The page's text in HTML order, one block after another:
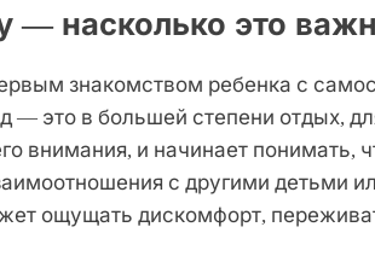
— насколько это
знакомством ребенка с
— это в большей степени отдых,
внимания, и начинает понимать,
с другими детьми
ощущать дискомфорт,